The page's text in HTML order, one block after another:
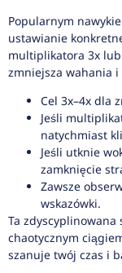
Popularnym
ustawianie
multiplikatora 3x
zmniejsza wahania
Cel 3x–4x dla
Jeśli
natychmiast
Jeśli utknie
zamknięcie
Zawsze
wskazówki.
Ta zdyscyplinowana
chaotycznym
szanuje twój czas i